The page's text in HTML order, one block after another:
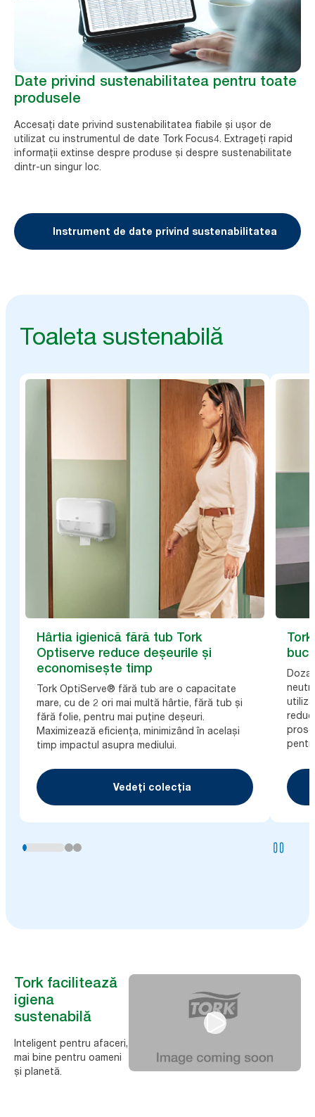
Date privind sustenabilitatea pentru toate
produsele
Accesați date privind sustenabilitatea fiabile și ușor de
utilizat cu instrumentul de date Tork Focus4. Extrageți rapid
informații extinse despre produse și despre sustenabilitate
dintr-un singur loc.
Instrument de date privind sustenabilitatea
Toaleta sustenabilă
Hârtia igienică fără tub Tork
Optiserve reduce deșeurile și
economisește timp
Tork OptiServe® fără tub are o capacitate
mare, cu de 2 ori mai multă hârtie, fără tub și
fără folie, pentru mai puține deșeuri.
Maximizează eficiența, minimizând în același
timp impactul asupra mediului.
Vedeți colecția
Tork facilitează
igiena
sustenabilă
Inteligent pentru afaceri,
mai bine pentru oameni
și planetă.